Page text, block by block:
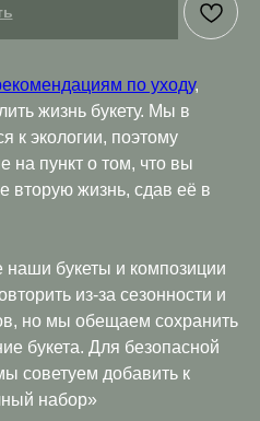
по уходу,
жизнь букету. Мы в
к экологии, поэтому
пункт о том, что вы
вторую жизнь, сдав её в
наши букеты и композиции
из-за сезонности и
но мы обещаем сохранить
букета. Для безопасной
советуем добавить к
набор»